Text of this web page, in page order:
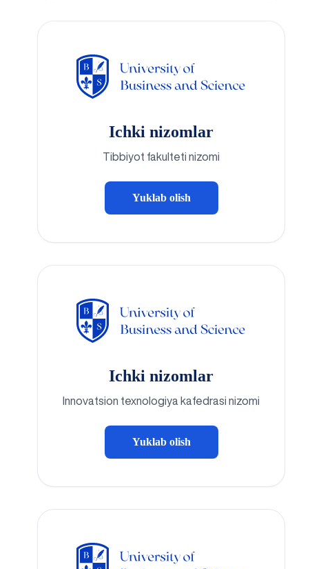
Ichki nizomlar
Tibbiyot fakulteti nizomi
Yuklab olish
Ichki nizomlar
Innovatsion texnologiya kafedrasi nizomi
Yuklab olish